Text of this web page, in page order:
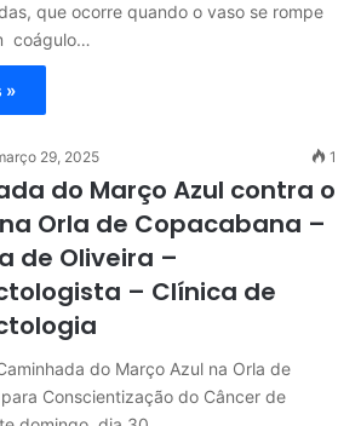
que ocorre quando o vaso se rompe
coágulo…
»
29, 2025 1
do Março Azul contra o
Orla de Copacabana –
de Oliveira –
– Clínica de
do Março Azul na Orla de
Conscientização do Câncer de